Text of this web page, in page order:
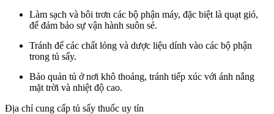
Làm sạch và bôi trơn các bộ phận máy, đặc biệt là quạt gió,
để đảm bảo sự vận hành suôn sẻ.
Tránh để các chất lỏng và dược liệu dính vào các bộ phận
trong tủ sấy.
Bảo quản tủ ở nơi khô thoáng, tránh tiếp xúc với ánh nắng
mặt trời và nhiệt độ cao.
Địa chỉ cung cấp tủ sấy thuốc uy tín